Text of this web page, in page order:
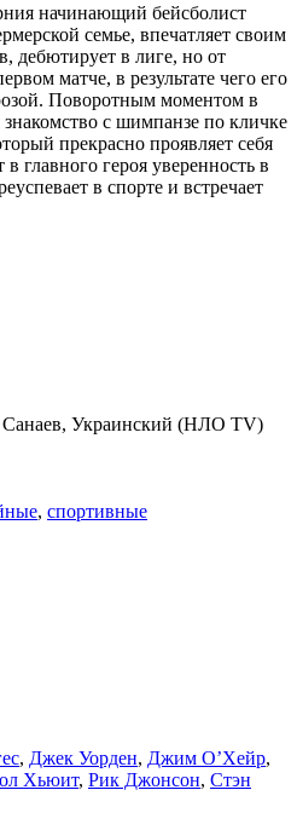
начинающий бейсболист
семье, впечатляет своим
дебютирует в лиге, но от
матче, в результате чего его
Поворотным моментом в
с шимпанзе по кличке
прекрасно проявляет себя
главного героя уверенность в
в спорте и встречает
Санаев, Украинский (НЛО TV)
, спортивные
, Джек Уорден, Джим О’Хейр,
Хьюит, Рик Джонсон, Стэн